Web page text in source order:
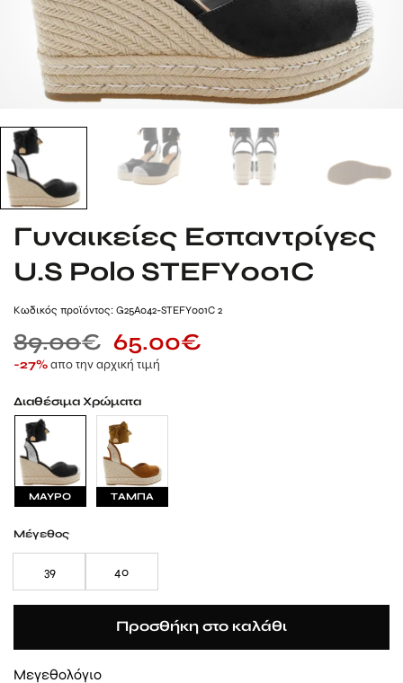
Γυναικείες Εσπαντρίγες
U.S Polo STEFY001C
Kωδικός προϊόντος: G25A042-STEFY001C 2
89.00€ 65.00€
-27%απο την αρχική τιμή
Διαθέσιμα Χρώματα
ΜΑΥΡΟ ΤΑΜΠΑ
Μέγεθος
39 40
Προσθήκη στο καλάθι
Μεγεθολόγιο